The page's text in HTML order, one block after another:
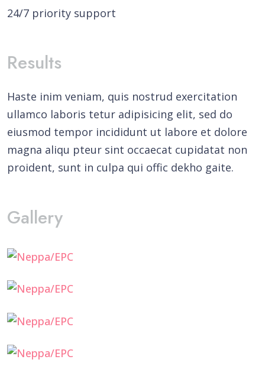
24/7 priority support
Results
Haste inim veniam, quis nostrud exercitation
ullamco laboris tetur adipisicing elit, sed do
eiusmod tempor incididunt ut labore et dolore
magna aliqu pteur sint occaecat cupidatat non
proident, sunt in culpa qui offic dekho gaite.
Gallery